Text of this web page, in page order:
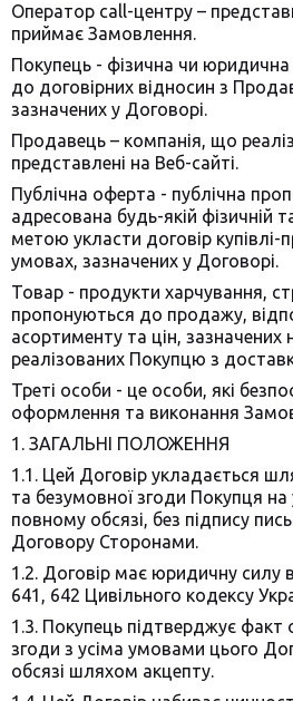
Оператор call-центру –
приймає Замовлення.
Покупець - фізична чи
до договірних відносин з
зазначених у Договорі.
Продавець – компанія, що
представлені на Веб-сайті.
Публічна оферта - публічна
адресована будь-якій фізичній
метою укласти договір
умовах, зазначених у Договорі.
Товар - продукти харчування,
пропонуються до продажу,
асортименту та цін, зазначених
реалізованих Покупцю з
Треті особи - це особи, які
оформлення та виконання
1. ЗАГАЛЬНІ ПОЛОЖЕННЯ
1.1. Цей Договір укладається
та безумовної згоди Покупця
повному обсязі, без підпису
Договору Сторонами.
1.2. Договір має юридичну силу
641, 642 Цивільного кодексу
1.3. Покупець підтверджує факт
згоди з усіма умовами цього
обсязі шляхом акцепту.